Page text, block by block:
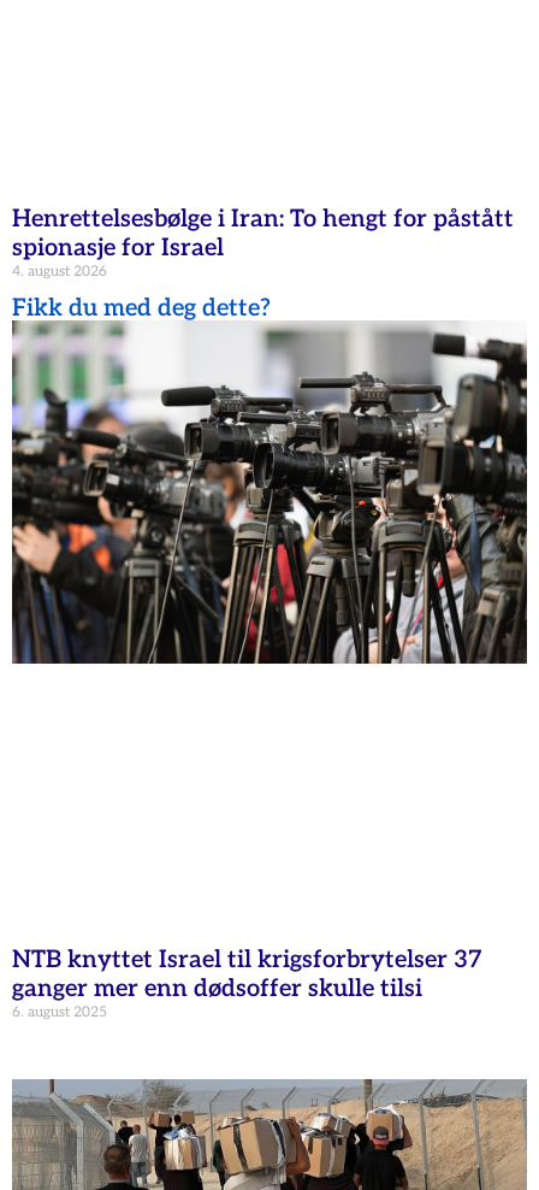
Henrettelsesbølge i Iran: To hengt for påstått
spionasje for Israel
4. august 2026
Fikk du med deg dette?
NTB knyttet Israel til krigsforbrytelser 37
ganger mer enn dødsoffer skulle tilsi
6. august 2025